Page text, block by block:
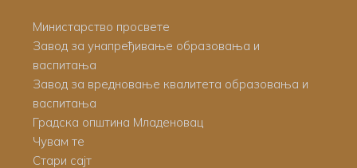
Министарство просвете
Завод за унапређивање образовања и
васпитања
Завод за вредновање квалитета образовања и
васпитања
Градска општина Младеновац
Чувам те
Стари сајт